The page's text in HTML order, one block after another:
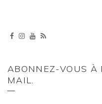
ABONNEZ-VOUS À
MAIL.